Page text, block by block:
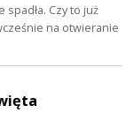
Czy to już
na otwieranie